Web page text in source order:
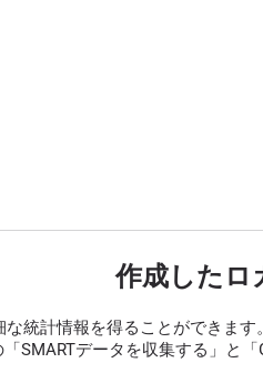
作成したロ
統計情報を得ることができま
SMARTデータを収集する」と